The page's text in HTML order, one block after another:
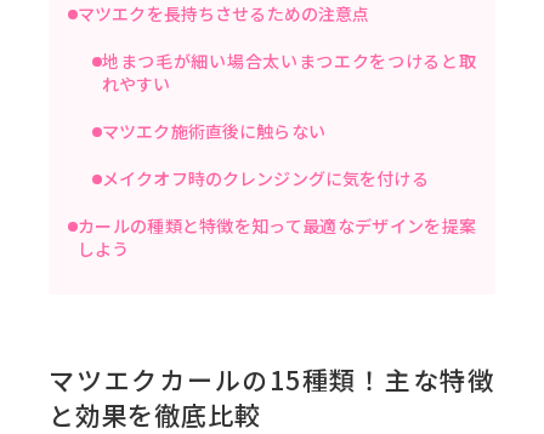
マツエクを長持ちさせるための注意点
地まつ毛が細い場合太いまつエクをつけると取
れやすい
マツエク施術直後に触らない
メイクオフ時のクレンジングに気を付ける
カールの種類と特徴を知って最適なデザインを提案
しよう
マツエクカールの15種類！主な特徴
と効果を徹底比較